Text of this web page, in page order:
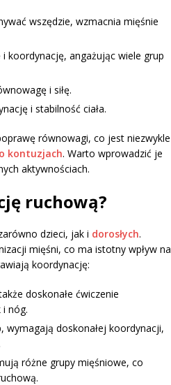
wszędzie, wzmacnia mięśnie
koordynację, angażując wiele grup
i siłę.
i stabilność ciała.
równowagi, co jest niezwykle
kontuzjach. Warto wprowadzić je
aktywnościach.
ruchową?
dzieci, jak i dorosłych.
mięśni, co ma istotny wpływ na
koordynację:
doskonałe ćwiczenie
nóg.
wymagają doskonałej koordynacji,
różne grupy mięśniowe, co